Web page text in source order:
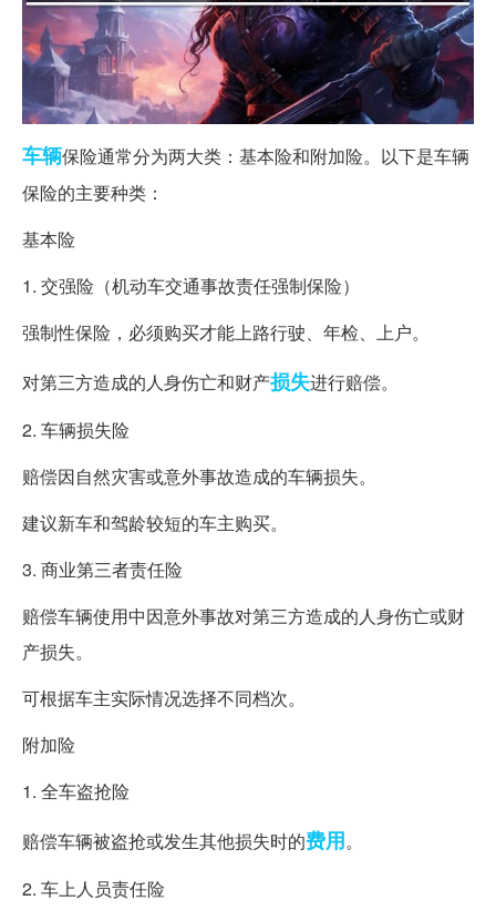
车辆保险通常分为两大类：基本险和附加险。以下是车辆
保险的主要种类：
基本险
1. 交强险（机动车交通事故责任强制保险）
强制性保险，必须购买才能上路行驶、年检、上户。
对第三方造成的人身伤亡和财产损失进行赔偿。
2. 车辆损失险
赔偿因自然灾害或意外事故造成的车辆损失。
建议新车和驾龄较短的车主购买。
3. 商业第三者责任险
赔偿车辆使用中因意外事故对第三方造成的人身伤亡或财
产损失。
可根据车主实际情况选择不同档次。
附加险
1. 全车盗抢险
赔偿车辆被盗抢或发生其他损失时的费用。
2. 车上人员责任险